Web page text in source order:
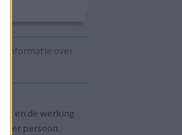
informatie over
en de werking
per persoon.